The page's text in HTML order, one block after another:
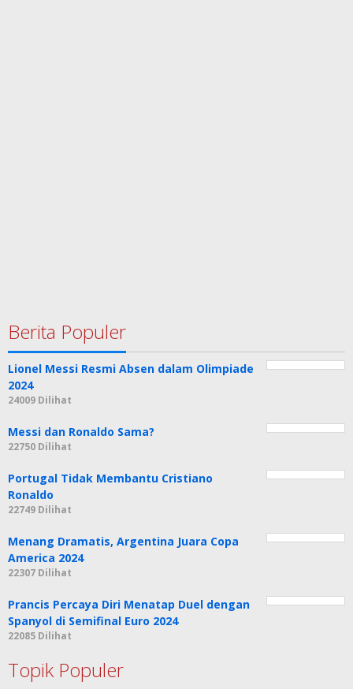
Berita Populer
Lionel Messi Resmi Absen dalam Olimpiade
2024
24009 Dilihat
Messi dan Ronaldo Sama?
22750 Dilihat
Portugal Tidak Membantu Cristiano
Ronaldo
22749 Dilihat
Menang Dramatis, Argentina Juara Copa
America 2024
22307 Dilihat
Prancis Percaya Diri Menatap Duel dengan
Spanyol di Semifinal Euro 2024
22085 Dilihat
Topik Populer